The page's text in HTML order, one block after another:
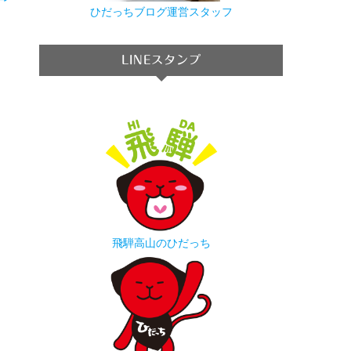
ひだっちブログ運営スタッフ
LINEスタンプ
飛騨高山のひだっち